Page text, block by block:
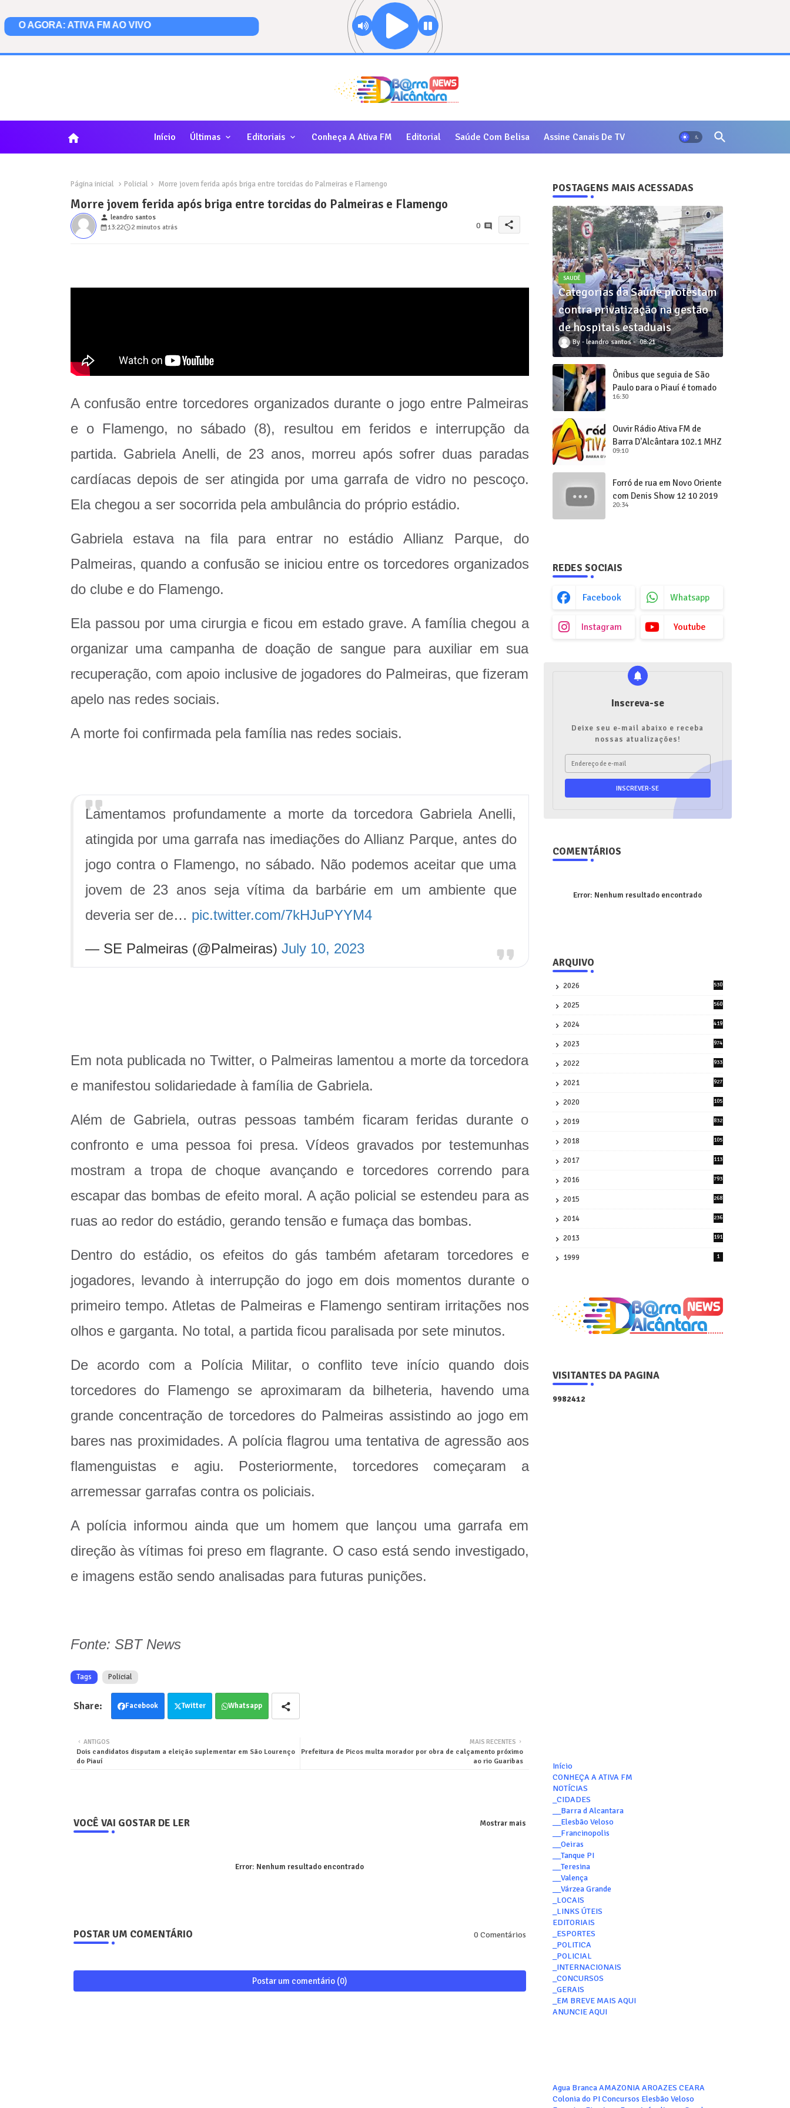
home Início Últimas Editoriais Conheça A Ativa FM Editorial Saúde Com Belisa Assine Canais De TV
Página inicial Policial Morre jovem ferida após briga entre torcidas do Palmeiras e Flamengo
Morre jovem ferida após briga entre torcidas do Palmeiras e Flamengo
person leandro santos
13:22
2 minutos atrás 0 share
A confusão entre torcedores organizados durante o jogo entre Palmeiras
e o Flamengo, no sábado (8), resultou em feridos e interrupção da
partida. Gabriela Anelli, de 23 anos, morreu após sofrer duas paradas
cardíacas depois de ser atingida por uma garrafa de vidro no pescoço.
Ela chegou a ser socorrida pela ambulância do próprio estádio.
Gabriela estava na fila para entrar no estádio Allianz Parque, do
Palmeiras, quando a confusão se iniciou entre os torcedores organizados
do clube e do Flamengo.
Ela passou por uma cirurgia e ficou em estado grave. A família chegou a
organizar uma campanha de doação de sangue para auxiliar em sua
recuperação, com apoio inclusive de jogadores do Palmeiras, que fizeram
apelo nas redes sociais.
A morte foi confirmada pela família nas redes sociais.
Lamentamos profundamente a morte da torcedora Gabriela Anelli,
atingida por uma garrafa nas imediações do Allianz Parque, antes do
jogo contra o Flamengo, no sábado. Não podemos aceitar que uma
jovem de 23 anos seja vítima da barbárie em um ambiente que
deveria ser de… pic.twitter.com/7kHJuPYYM4
— SE Palmeiras (@Palmeiras) July 10, 2023
Em nota publicada no Twitter, o Palmeiras lamentou a morte da torcedora
e manifestou solidariedade à família de Gabriela.
Além de Gabriela, outras pessoas também ficaram feridas durante o
confronto e uma pessoa foi presa. Vídeos gravados por testemunhas
mostram a tropa de choque avançando e torcedores correndo para
escapar das bombas de efeito moral. A ação policial se estendeu para as
ruas ao redor do estádio, gerando tensão e fumaça das bombas.
Dentro do estádio, os efeitos do gás também afetaram torcedores e
jogadores, levando à interrupção do jogo em dois momentos durante o
primeiro tempo. Atletas de Palmeiras e Flamengo sentiram irritações nos
olhos e garganta. No total, a partida ficou paralisada por sete minutos.
De acordo com a Polícia Militar, o conflito teve início quando dois
torcedores do Flamengo se aproximaram da bilheteria, havendo uma
grande concentração de torcedores do Palmeiras assistindo ao jogo em
bares nas proximidades. A polícia flagrou uma tentativa de agressão aos
flamenguistas e agiu. Posteriormente, torcedores começaram a
arremessar garrafas contra os policiais.
A polícia informou ainda que um homem que lançou uma garrafa em
direção às vítimas foi preso em flagrante. O caso está sendo investigado,
e imagens estão sendo analisadas para futuras punições.
Fonte: SBT News
Tags Policial
Facebook Twitter Whatsapp
MAIS RECENTES
Prefeitura de Picos multa morador por obra de calçamento próximo
ao rio Guaribas
ANTIGOS
Dois candidatos disputam a eleição suplementar em São Lourenço
do Piauí
VOCÊ VAI GOSTAR DE LER Mostrar mais
Error: Nenhum resultado encontrado
POSTAR UM COMENTÁRIO 0 Comentários
Postar um comentário (0)
POSTAGENS MAIS ACESSADAS
SAUDÊ
Categorias da Saúde protestam
contra privatização na gestão
de hospitais estaduais
leandro santos 08:21
Ônibus que seguia de São
Paulo para o Piauí é tomado
de assalto
16:30
Ouvir Rádio Ativa FM de
Barra D'Alcântara 102,1 MHZ
09:10
Forró de rua em Novo Oriente
com Denis Show 12 10 2019
20:34
REDES SOCIAIS
Facebook Whatsapp
Instagram Youtube
Inscreva-se
Deixe seu e-mail abaixo e receba
nossas atualizações!
COMENTÁRIOS
Error: Nenhum resultado encontrado
ARQUIVO
2026
530
2025
560
2024
419
2023
974
2022
933
2021
927
2020
105
2019
832
2018
105
2017
113
2016
793
2015
268
2014
236
2013
191
1999 1
VISITANTES DA PAGINA
9982412
Início
CONHEÇA A ATIVA FM
NOTÍCIAS
_CIDADES
__Barra d Alcantara
__Elesbão Veloso
__Francinopolis
__Oeiras
__Tanque PI
__Teresina
__Valença
__Várzea Grande
_LOCAIS
_LINKS ÚTEIS
EDITORIAIS
_ESPORTES
_POLITICA
_POLICIAL
_INTERNACIONAIS
_CONCURSOS
_GERAIS
_EM BREVE MAIS AQUI
ANUNCIE AQUI
Agua Branca AMAZONIA AROAZES CEARA
Colonia do PI Concursos Elesbão Veloso